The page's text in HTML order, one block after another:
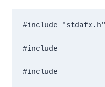
#include "stdafx.h"
#include
#include